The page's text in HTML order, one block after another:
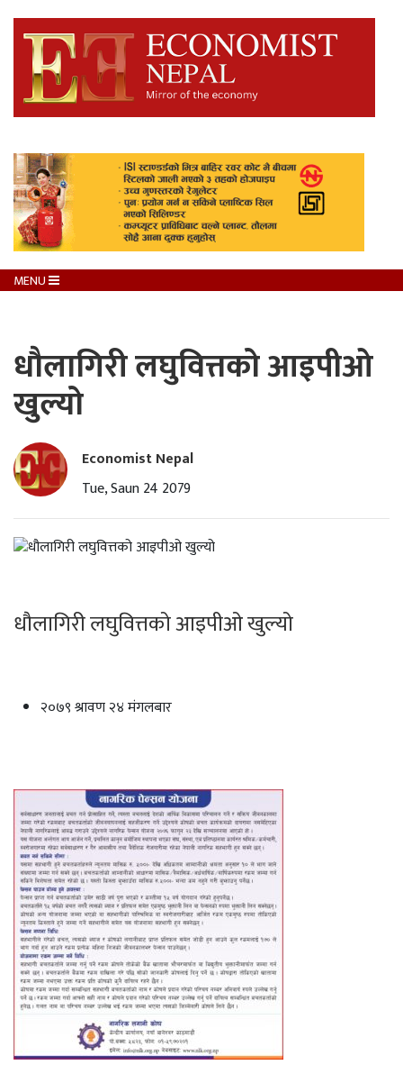
MENU
धौलागिरी लघुवित्तको आइपीओ
खुल्यो
Economist Nepal
Tue, Saun 24 2079
धौलागिरी लघुवित्तको आइपीओ खुल्यो
२०७९ श्रावण २४ मंगलबार